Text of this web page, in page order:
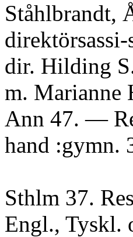
Ståhlbrandt,
dir. Hilding
m. Marianne
Ann 47. —
hand :gymn.
Sthlm 37.
Engl., Tyskl.